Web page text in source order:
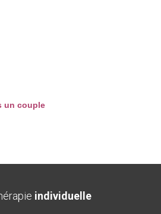
un couple
individuelle